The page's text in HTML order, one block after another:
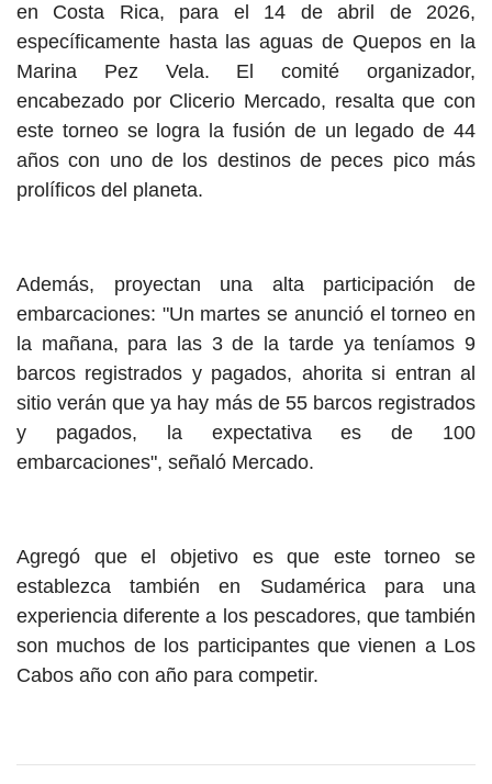
en Costa Rica, para el 14 de abril de 2026,
específicamente hasta las aguas de Quepos en la
Marina Pez Vela. El comité organizador,
encabezado por Clicerio Mercado, resalta que con
este torneo se logra la fusión de un legado de 44
años con uno de los destinos de peces pico más
prolíficos del planeta.
Además, proyectan una alta participación de
embarcaciones: "Un martes se anunció el torneo en
la mañana, para las 3 de la tarde ya teníamos 9
barcos registrados y pagados, ahorita si entran al
sitio verán que ya hay más de 55 barcos registrados
y pagados, la expectativa es de 100
embarcaciones", señaló Mercado.
Agregó que el objetivo es que este torneo se
establezca también en Sudamérica para una
experiencia diferente a los pescadores, que también
son muchos de los participantes que vienen a Los
Cabos año con año para competir.